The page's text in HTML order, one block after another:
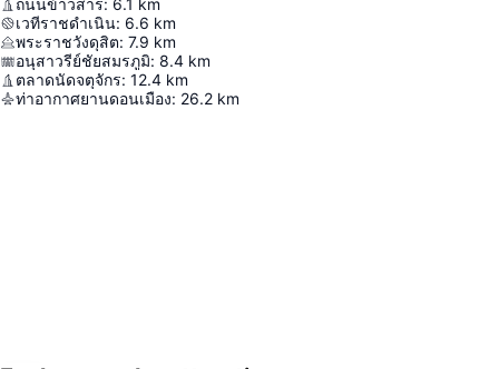
ถนนข้าวสาร: 6.1 km
เวทีราชดำเนิน: 6.6 km
พระราชวังดุสิต: 7.9 km
อนุสาวรีย์ชัยสมรภูมิ: 8.4 km
ตลาดนัดจตุจักร: 12.4 km
ท่าอากาศยานดอนเมือง: 26.2 km